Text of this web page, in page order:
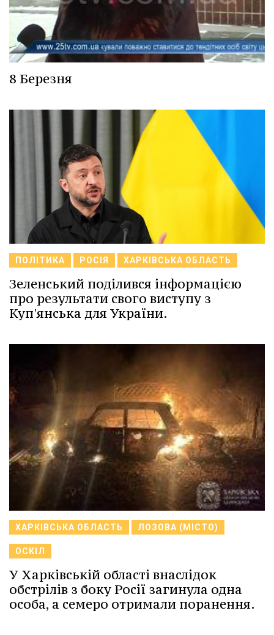
8 Березня
ПОЛІТИКА РОСІЯ ХАРКІВСЬКА ОБЛАСТЬ
Зеленський поділився інформацією
про результати свого виступу з
Куп'янська для України.
ХАРКІВСЬКА ОБЛАСТЬ ЛОЗОВА (МІСТО)
ОСКІЛ
У Харківській області внаслідок
обстрілів з боку Росії загинула одна
особа, а семеро отримали поранення.